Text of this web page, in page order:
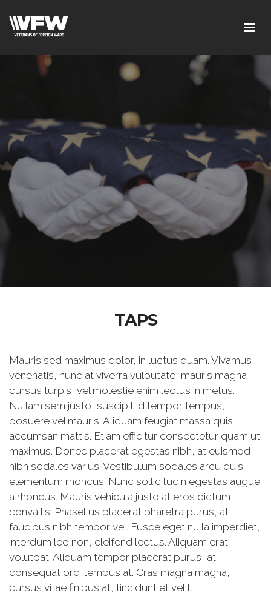
TAPS
Mauris sed maximus dolor, in luctus quam. Vivamus
venenatis, nunc at viverra vulputate, mauris magna
cursus turpis, vel molestie enim lectus in metus.
Nullam sem justo, suscipit id tempor tempus,
posuere vel mauris. Aliquam feugiat massa quis
accumsan mattis. Etiam efficitur consectetur quam ut
maximus. Donec placerat egestas nibh, at euismod
nibh sodales varius. Vestibulum sodales arcu quis
elementum rhoncus. Nunc sollicitudin egestas augue
a rhoncus. Mauris vehicula justo at eros dictum
convallis. Phasellus placerat pharetra purus, at
faucibus nibh tempor vel. Fusce eget nulla imperdiet,
interdum leo non, eleifend lectus. Aliquam erat
volutpat. Aliquam tempor placerat purus, at
consequat orci tempus at. Cras magna magna,
cursus vitae finibus at, tincidunt et velit.